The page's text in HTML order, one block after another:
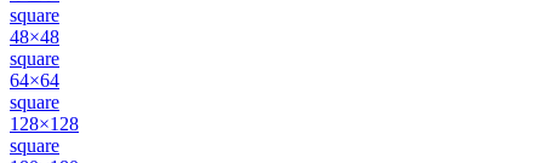
square
48×48
square
64×64
square
128×128
square